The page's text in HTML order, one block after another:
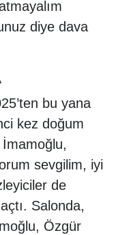
diye dava
bu yana
kez doğum
sevgilim, iyi
de
Salonda,
Özgür